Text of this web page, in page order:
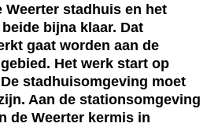
Weerter stadhuis en het
bijna klaar. Dat
gaat worden aan de
Het werk start op
stadhuisomgeving moet
Aan de stationsomgeving
de Weerter kermis in